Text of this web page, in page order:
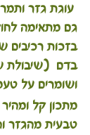
עוגת גזר
גם מתאימה
בזכות רכיבים
בדם  (שיבולת
ושומרים על
מתכון קל
טבעית מהגזר